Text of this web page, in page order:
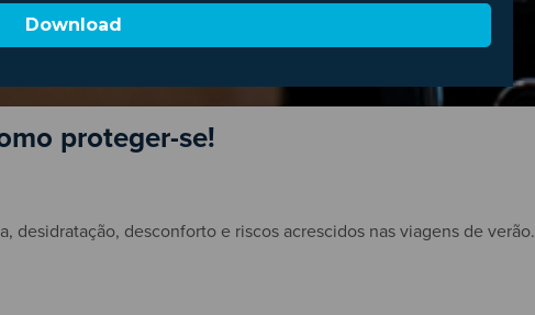
proteger-se!
desidratação, desconforto e riscos acrescidos nas viagens de verão.